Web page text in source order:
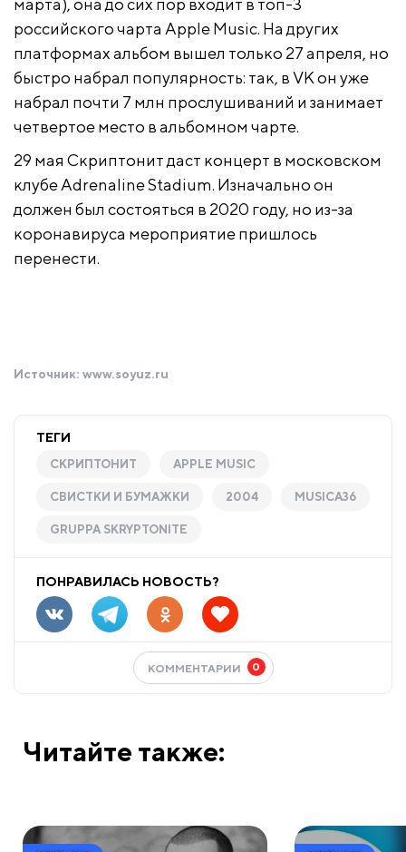
марта), она до сих пор входит в топ-3
российского чарта Apple Music. На других
платформах альбом вышел только 27 апреля, но
быстро набрал популярность: так, в VK он уже
набрал почти 7 млн прослушиваний и занимает
четвертое место в альбомном чарте.
29 мая Скриптонит даст концерт в московском
клубе Adrenaline Stadium. Изначально он
должен был состояться в 2020 году, но из-за
коронавируса мероприятие пришлось
перенести.
Источник: www.soyuz.ru
ТЕГИ
СКРИПТОНИТ APPLE MUSIC
СВИСТКИ И БУМАЖКИ 2004 MUSICA36
GRUPPA SKRYPTONITE
ПОНРАВИЛАСЬ НОВОСТЬ?
КОММЕНТАРИИ 0
Читайте также: